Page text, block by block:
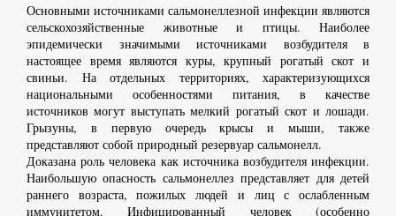
Основными источниками сальмонеллезной инфекции являются
сельскохозяйственные животные и птицы. Наиболее
эпидемически значимыми источниками возбудителя в
настоящее время являются куры, крупный рогатый скот и
свиньи. На отдельных территориях, характеризующихся
национальными особенностями питания, в качестве
источников могут выступать мелкий рогатый скот и лошади.
Грызуны, в первую очередь крысы и мыши, также
представляют собой природный резервуар сальмонелл.
Доказана роль человека как источника возбудителя инфекции.
Наибольшую опасность сальмонеллез представляет для детей
раннего возраста, пожилых людей и лиц с ослабленным
иммунитетом. Инфицированный человек (особенно